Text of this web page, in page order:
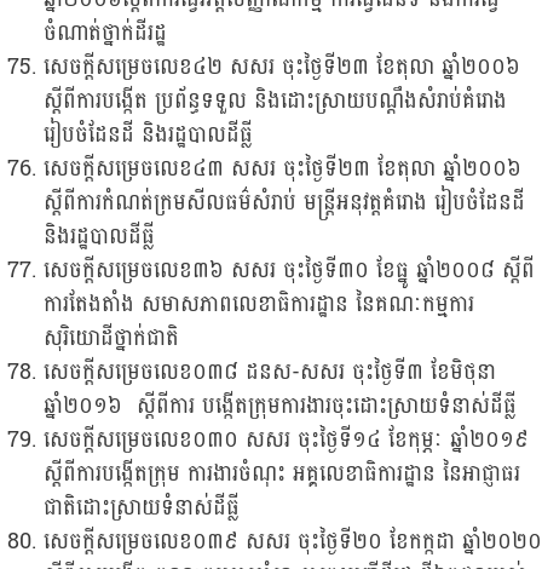
ចំណាត់ថ្នាក់ដីរដ្ឋ
សេចក្តីសម្រេចលេខ៤២ សសរ ចុះថ្ងៃទី២៣ ខែតុលា ឆ្នាំ២០០៦
ស្តីពីការបង្កើត ប្រព័ន្ធទទួល និងដោះស្រាយបណ្តឹងសំរាប់គំរោង
រៀបចំដែនដី និងរដ្ឋបាលដីធ្លី
សេចក្តីសម្រេចលេខ៤៣ សសរ ចុះថ្ងៃទី២៣ ខែតុលា ឆ្នាំ២០០៦
ស្តីពីការកំណត់ក្រមសីលធម៌សំរាប់ មន្រ្តីអនុវត្តគំរោង រៀបចំដែនដី
និងរដ្ឋបាលដីធ្លី
សេចក្តីសម្រេចលេខ​៣៦ សសរ​ ចុះថ្ងៃទី៣០ ខែធ្នូ ឆ្នាំ២០០៨ ស្តីពី
ការតែងតាំង សមាសភាព​លេខាធិ​ការ​ដ្ឋាន នៃគណៈកម្មការ
សុរិយោដីថ្នាក់ជាតិ
សេចក្តីសម្រេចលេខ០៣៨ ដនស-សសរ ចុះថ្ងៃទី៣ ខែមិថុនា
ឆ្នាំ២០១៦ ស្តីពីការ បង្កើតក្រុមការងារចុះដោះស្រាយទំនាស់ដីធ្លី
សេចក្តីសម្រេចលេខ០៣០ សសរ ចុះថ្ងៃទី១៤ ខែកុម្ភៈ ឆ្នាំ២០១៩
ស្តីពីការបង្កើតក្រុម ការងារចំណុះ អគ្គលេខាធិការដ្ឋាន នៃអាជ្ញាធរ
ជាតិដោះស្រាយទំនាស់ដីធ្លី
សេចក្ដីសម្រេចលេខ០៣៩ សសរ ចុះថ្ងៃទី២០ ខែកក្កដា ឆ្នាំ២០២០